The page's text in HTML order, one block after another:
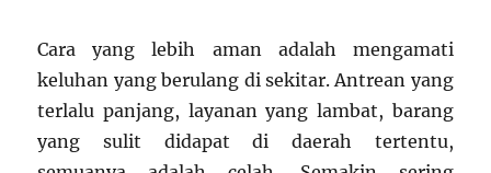
Cara yang lebih aman adalah mengamati
keluhan yang berulang di sekitar. Antrean yang
terlalu panjang, layanan yang lambat, barang
yang sulit didapat di daerah tertentu,